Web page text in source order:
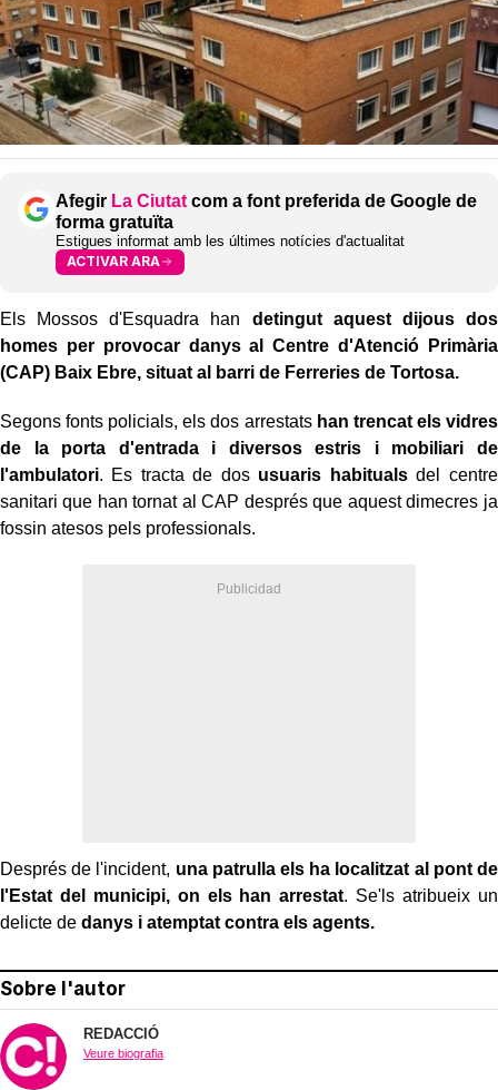
Afegir La Ciutat com a font preferida de Google de
forma gratuïta
Estigues informat amb les últimes notícies d'actualitat
ACTIVAR ARA
Els Mossos d'Esquadra han detingut aquest dijous dos
homes per provocar danys al Centre d'Atenció Primària
(CAP) Baix Ebre, situat al barri de Ferreries de Tortosa.
Segons fonts policials, els dos arrestatshan trencat els vidres
de la porta d'entrada i diversos estris i mobiliari de
l'ambulatori. Es tracta de dosusuaris habitualsdel centre
sanitari que han tornat al CAP després que aquest dimecres ja
fossin atesos pels professionals.
Després de l'incident, una patrulla els ha localitzat al pont de
l'Estat del municipi, on els han arrestat. Se'ls atribueix un
delicte de danys i atemptat contra els agents.
Sobre l'autor
REDACCIÓ
Veure biografia